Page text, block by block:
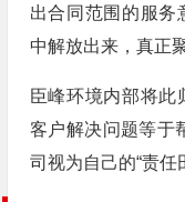
出合同范围的服务
中解放出来，真正
臣峰环境内部将此
客户解决问题等于
司视为自己的“责任